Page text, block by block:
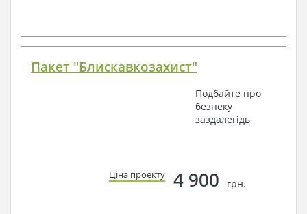
Пакет "Блискавкозахист"
Подбайте про
безпеку
заздалегідь
Ціна проекту 4 900 грн.